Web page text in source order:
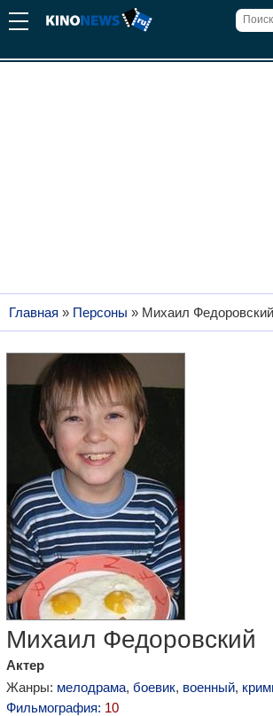
Главная » Персоны » Михаил Федоровский
Михаил Федоровский
Актер
Жанры: мелодрама, боевик, военный,
Фильмография: 10